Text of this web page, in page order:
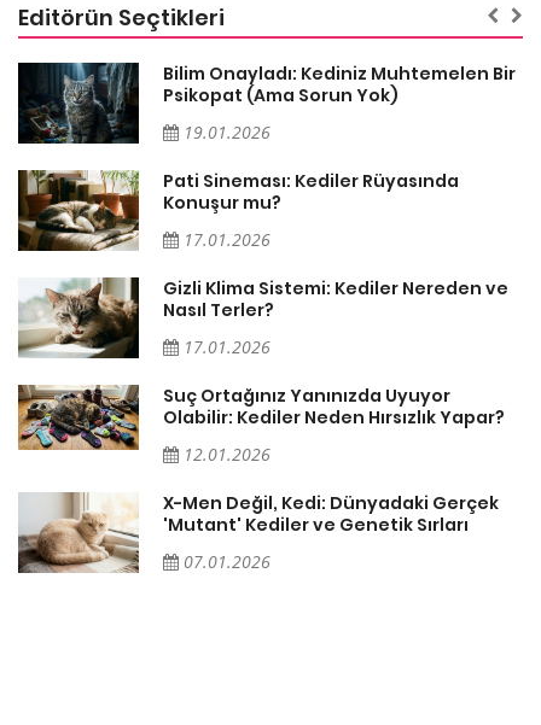
Editörün Seçtikleri
Bilim Onayladı: Kediniz Muhtemelen Bir
Psikopat (Ama Sorun Yok)
19.01.2026
Pati Sineması: Kediler Rüyasında
Konuşur mu?
17.01.2026
Gizli Klima Sistemi: Kediler Nereden ve
Nasıl Terler?
17.01.2026
Suç Ortağınız Yanınızda Uyuyor
Olabilir: Kediler Neden Hırsızlık Yapar?
12.01.2026
X-Men Değil, Kedi: Dünyadaki Gerçek
'Mutant' Kediler ve Genetik Sırları
07.01.2026